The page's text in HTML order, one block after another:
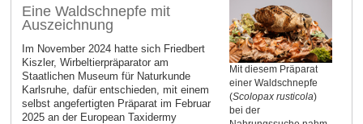
Mit diesem Präparat
einer Waldschnepfe
(Scolopax rusticola)
bei der
Eine Waldschnepfe mit
Auszeichnung
Im November 2024 hatte sich Friedbert
Kiszler, Wirbeltierpräparator am
Staatlichen Museum für Naturkunde
Karlsruhe, dafür entschieden, mit einem
selbst angefertigten Präparat im Februar
2025 an der European Taxidermy